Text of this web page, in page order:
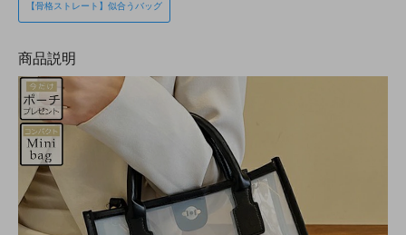
【骨格ストレート】似合うバッグ
商品説明